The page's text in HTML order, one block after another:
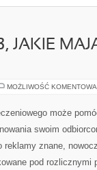
rozgłos dla swojej
sposobów na to, aby
zapracuje
Jednostka, […]
JAKIE